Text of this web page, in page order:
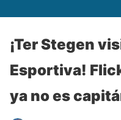
¡Ter Stegen
Esportiva!
ya no es